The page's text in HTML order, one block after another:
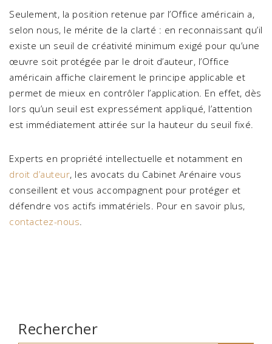
Seulement, la position retenue par l’Office américain a,
selon nous, le mérite de la clarté : en reconnaissant qu’il
existe un seuil de créativité minimum exigé pour qu’une
œuvre soit protégée par le droit d’auteur, l’Office
américain affiche clairement le principe applicable et
permet de mieux en contrôler l’application. En effet, dès
lors qu’un seuil est expressément appliqué, l’attention
est immédiatement attirée sur la hauteur du seuil fixé.
Experts en propriété intellectuelle et notamment en
droit d’auteur, les avocats du Cabinet Arénaire vous
conseillent et vous accompagnent pour protéger et
défendre vos actifs immatériels. Pour en savoir plus,
contactez-nous.
Rechercher